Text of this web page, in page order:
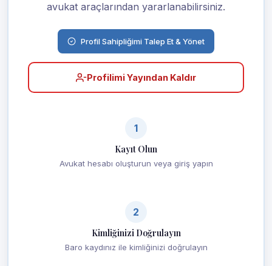
avukat araçlarından yararlanabilirsiniz.
Profil Sahipliğimi Talep Et & Yönet
Profilimi Yayından Kaldır
1
Kayıt Olun
Avukat hesabı oluşturun veya giriş yapın
2
Kimliğinizi Doğrulayın
Baro kaydınız ile kimliğinizi doğrulayın